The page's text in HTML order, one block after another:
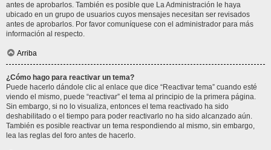
antes de aprobarlos. También es posible que La Administración le haya
ubicado en un grupo de usuarios cuyos mensajes necesitan ser revisados
antes de aprobarlos. Por favor comuníquese con el administrador para más
información al respecto.
Arriba
¿Cómo hago para reactivar un tema?
Puede hacerlo dándole clic al enlace que dice “Reactivar tema” cuando esté
viendo el mismo, puede “reactivar” el tema al principio de la primera página.
Sin embargo, si no lo visualiza, entonces el tema reactivado ha sido
deshabilitado o el tiempo para poder reactivarlo no ha sido alcanzado aún.
También es posible reactivar un tema respondiendo al mismo, sin embargo,
lea las reglas del foro antes de hacerlo.